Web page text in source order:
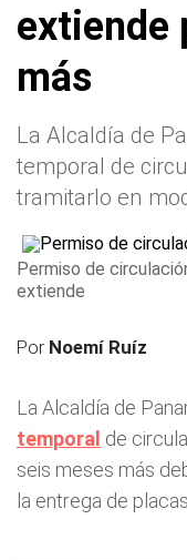
extiende
más
La Alcaldía de
temporal de
tramitarlo en
Permiso de
extiende
Por Noemí Ruíz
La Alcaldía de
temporal de
seis meses más
la entrega de